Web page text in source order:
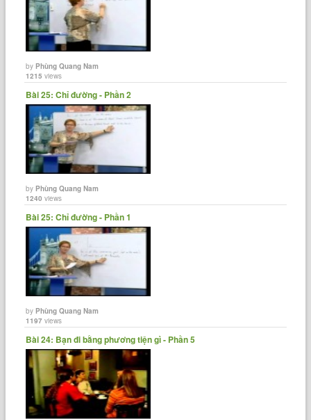
byPhùng Quang Nam
1215 views
Bài 25: Chỉ đường - Phần 2
byPhùng Quang Nam
1240 views
Bài 25: Chỉ đường - Phần 1
byPhùng Quang Nam
1197 views
Bài 24: Bạn đi bằng phương tiện gì - Phần 5